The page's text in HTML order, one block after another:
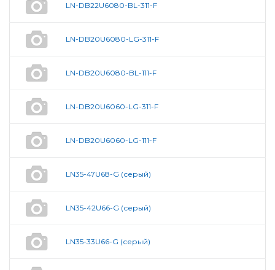
LN-DB22U6080-BL-311-F
LN-DB20U6080-LG-311-F
LN-DB20U6080-BL-111-F
LN-DB20U6060-LG-311-F
LN-DB20U6060-LG-111-F
LN35-47U68-G (серый)
LN35-42U66-G (серый)
LN35-33U66-G (серый)